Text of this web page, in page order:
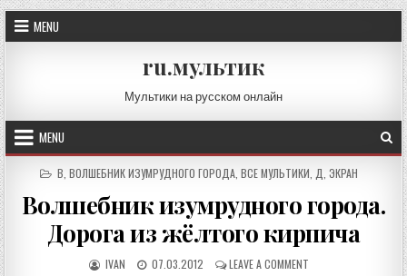
Skip
to
content
MENU
ru.мультик
Мультики на русском онлайн
MENU
POSTED
В ВОЛШЕБНИК ИЗУМРУДНОГО ГОРОДА ВСЕ МУЛЬТИКИ Д ЭКРАН
Волшебник изумрудного города.
Дорога из жёлтого кирпича
AUTHOR:
IVAN
PUBLISHED
07.03.2012 LEAVE A COMMENT